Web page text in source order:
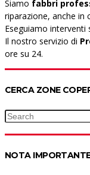
Siamo fabbri
riparazione, anche in
Eseguiamo interventi
Il nostro servizio di
ore su 24.
CERCA ZONE
Search
NOTA